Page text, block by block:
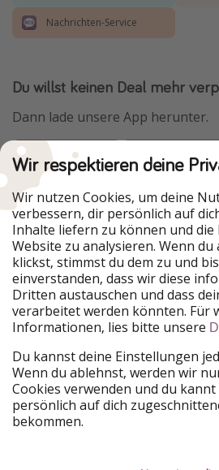
Nachrichten-Service
Du willst keinen Deal mehr
Dann lade unsere App herunter.
Urlaubspiraten ist Teil der
Unsere Märkte
PiratinViaggio
VakantiePiraten
VoyagesPirates
Urlaubspiraten
TravelPirates
HolidayPirates Group
Lerne uns kennen
Über uns
Wir respektieren deine
Wir nutzen Cookies, um deine
verbessern, dir persönlich auf
Inhalte liefern zu können und
Website zu analysieren. Wenn
klickst, stimmst du dem zu und
einverstanden, dass wir diese
Dritten austauschen und dass
verarbeitet werden könnten. Für
Informationen, lies bitte unsere
Du kannst deine Einstellungen
Wenn du ablehnst, werden wir
Cookies verwenden und du
persönlich auf dich
bekommen.